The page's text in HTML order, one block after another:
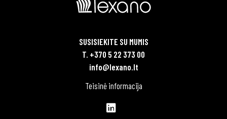
SUSISIEKITE SU MUMIS
T. +370 5 22 373 00
info@lexano.lt
Teisinė informacija